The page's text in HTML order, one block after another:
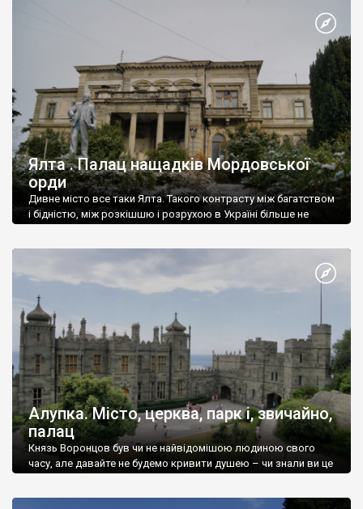
Ялта . Палац нащадків Мордовської
орди
Дивне місто все таки Ялта. Такого контрасту між багатством
і бідністю, між розкішшю і розрухою в Україні більше не
Алупка. Місто, церква, парк і, звичайно,
палац
Князь Воронцов був чи не найвідомішою людиною свого
часу, але давайте не будемо кривити душею – чи знали ви це